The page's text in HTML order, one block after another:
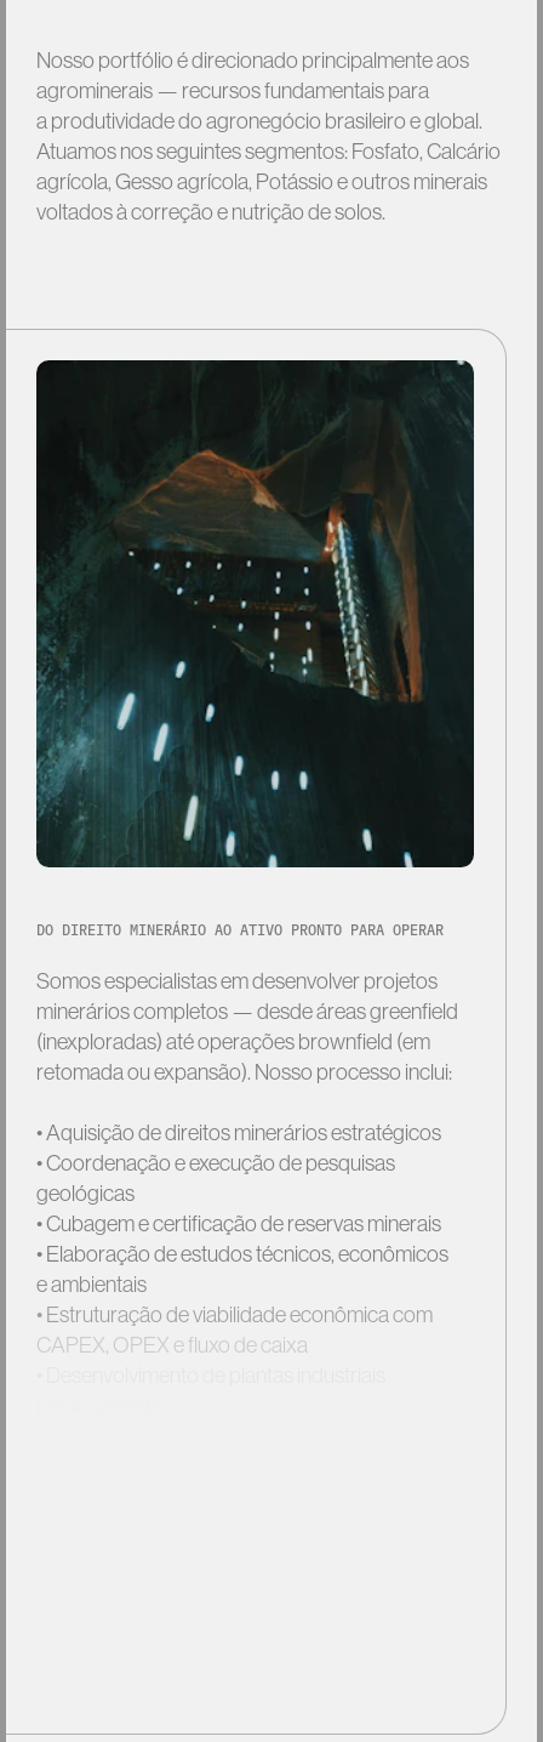
Nosso portfólio édirecionado principalmenteaos
agrominerais — recursosfundamentaispara
a produtividadedo agronegócio brasileiro eglobal.
Atuamosnosseguintessegmentos:Fosfato, Calcário
agrícola, Gesso agrícola, Potássio eoutrosminerais
voltadosàcorreção enutrição desolos.
DO DIREITO MINERÁRIO AO ATIVO PRONTO PARA OPERAR
Somosespecialistasemdesenvolverprojetos
minerárioscompletos —desdeáreasgreenfield
(inexploradas) atéoperaçõesbrownfield (em
retomadaou expansão). Nosso processo inclui:
• Aquisição dedireitosmineráriosestratégicos
• Coordenação eexecução depesquisas
geológicas
• Cubagemecertificação dereservasminerais
• Elaboração deestudostécnicos, econômicos
eambientais
• Estruturação deviabilidadeeconômicacom
CAPEX, OPEX efluxo decaixa